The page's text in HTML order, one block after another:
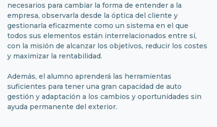
necesarios para cambiar la forma de entender a la
empresa, observarla desde la óptica del cliente y
gestionarla eficazmente como un sistema en el que
todos sus elementos están interrelacionados entre sí,
con la misión de alcanzar los objetivos, reducir los costes
y maximizar la rentabilidad.
Además, el alumno aprenderá las herramientas
suficientes para tener una gran capacidad de auto
gestión y adaptación a los cambios y oportunidades sin
ayuda permanente del exterior.